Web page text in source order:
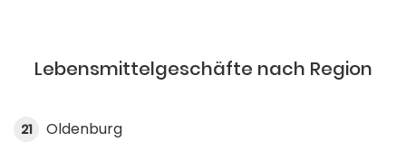
Lebensmittelgeschäfte nach Region
21 Oldenburg